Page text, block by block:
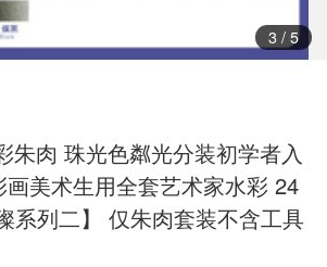
4/ 5
朱肉 珠光色粼光分装初学者入
美术生用全套艺术家水彩 24
系列二】 仅朱肉套装不含工具